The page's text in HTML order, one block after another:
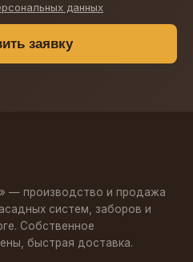
данных
заявку
— производство и продажа
систем, заборов и
Собственное
быстрая доставка.